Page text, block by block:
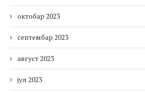
октобар 2023
септембар 2023
август 2023
јул 2023